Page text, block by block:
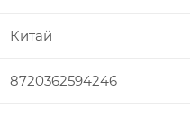
Китай
8720362594246